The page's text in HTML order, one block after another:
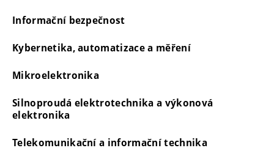
Informační bezpečnost
Kybernetika, automatizace a měření
Mikroelektronika
Silnoproudá elektrotechnika a výkonová
elektronika
Telekomunikační a informační technika